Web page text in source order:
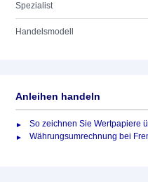
Spezialist
Handelsmodell
Anleihen handeln
So zeichnen Sie Wertpapiere
Währungsumrechnung bei